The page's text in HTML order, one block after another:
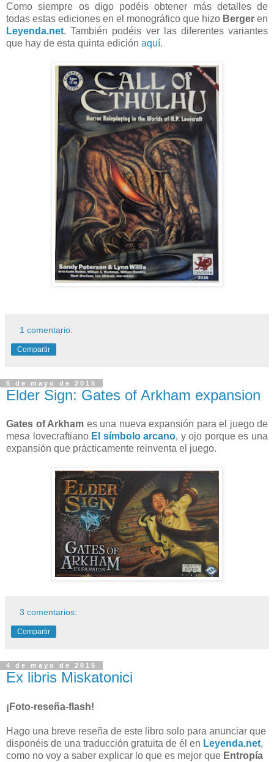
Como siempre os digo podéis obtener más detalles de
todas estas ediciones en el monográfico que hizo Berger en
Leyenda.net. También podéis ver las diferentes variantes
que hay de esta quinta edición aquí.
1 comentario:
Compartir
6 de mayo de 2015
Elder Sign: Gates of Arkham expansion
Gates of Arkham es una nueva expansión para el juego de
mesa lovecraftiano El símbolo arcano, y ojo porque es una
expansión que prácticamente reinventa el juego.
3 comentarios:
Compartir
4 de mayo de 2015
Ex libris Miskatonici
¡Foto-reseña-flash!
Hago una breve reseña de este libro solo para anunciar que
disponéis de una traducción gratuita de él en Leyenda.net,
como no voy a saber explicar lo que es mejor que Entropía